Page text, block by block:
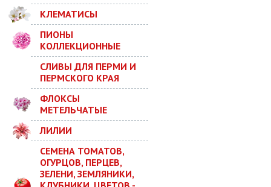
КЛЕМАТИСЫ
ПИОНЫ
КОЛЛЕКЦИОННЫЕ
СЛИВЫ ДЛЯ ПЕРМИ И
ПЕРМСКОГО КРАЯ
ФЛОКСЫ
МЕТЕЛЬЧАТЫЕ
ЛИЛИИ
СЕМЕНА ТОМАТОВ,
ОГУРЦОВ, ПЕРЦЕВ,
ЗЕЛЕНИ, ЗЕМЛЯНИКИ,